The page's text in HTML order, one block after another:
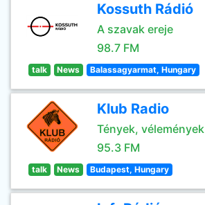
Kossuth Rádió
A szavak ereje
98.7 FM
talk News Balassagyarmat, Hungary
Klub Radio
Tények, vélemények
95.3 FM
talk News Budapest, Hungary